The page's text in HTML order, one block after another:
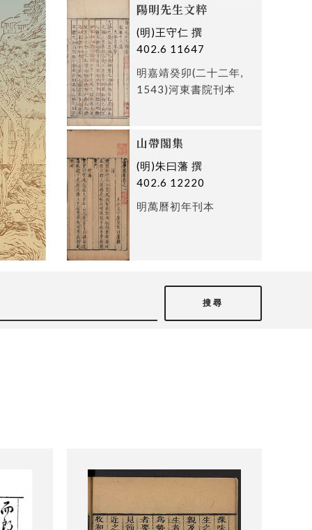
陽明先生文粹
(明)王守仁 撰
402.6 11647
明嘉靖癸卯(二十二年,
1543)河東書院刊本
山帶閣集
(明)朱曰藩 撰
402.6 12220
明萬曆初年刊本
搜尋